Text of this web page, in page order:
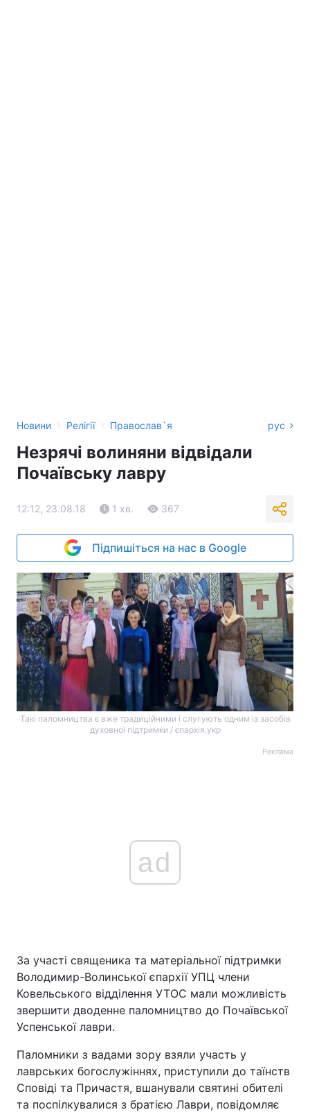
Новини › Релігії › Православ`я рус
Незрячі волиняни відвідали
Почаївську лавру
12:12, 23.08.18 1 хв. 367
Підпишіться на нас в Google
Такі паломництва є вже традиційними і слугують одним із засобів
духовної підтримки / єпархія.укр
Реклама
ad
За участі священика та матеріальної підтримки
Володимир-Волинської єпархії УПЦ члени
Ковельського відділення УТОС мали можливість
звершити дводенне паломництво до Почаївської
Успенської лаври.
Паломники з вадами зору взяли участь у
лаврських богослужіннях, приступили до таїнств
Сповіді та Причастя, вшанували святині обителі
та поспілкувалися з братією Лаври, повідомляє